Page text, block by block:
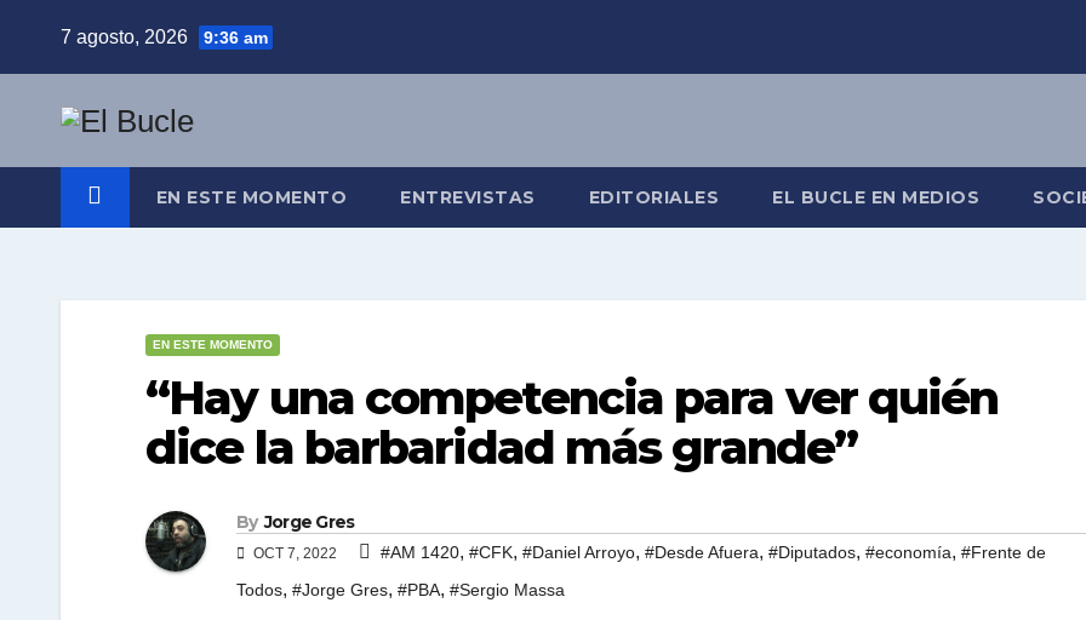
7 agosto, 2026 9:36 am
EN ESTE MOMENTO ENTREVISTAS EDITORIALES EL BUCLE EN MEDIOS
EN ESTE MOMENTO
“Hay una competencia para ver quién
dice la barbaridad más grande”
By Jorge Gres
OCT 7, 2022 #AM 1420, #CFK, #Daniel Arroyo, #Desde Afuera, #Diputados, #economía, #Frente de
Todos, #Jorge Gres, #PBA, #Sergio Massa